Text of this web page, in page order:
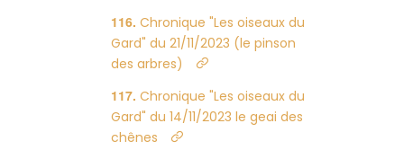
Chronique "Les oiseaux du
Gard" du 21/11/2023 (le pinson
des arbres)
Chronique "Les oiseaux du
Gard" du 14/11/2023 le geai des
chênes